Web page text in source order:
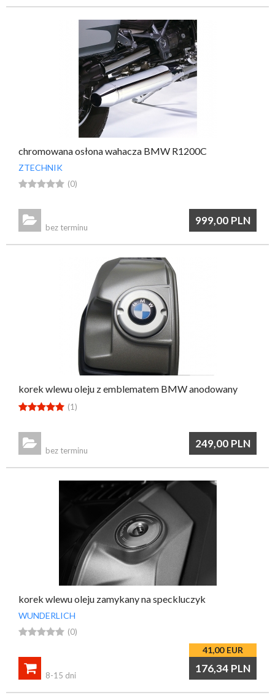
chromowana osłona wahacza BMW R1200C
ZTECHNIK
 (0)
999,00 PLN

bez terminu
korek wlewu oleju z emblematem BMW anodowany
 (1)
249,00 PLN

bez terminu
korek wlewu oleju zamykany na speckluczyk
WUNDERLICH
 (0)
41,00 EUR
176,34 PLN

8-15 dni